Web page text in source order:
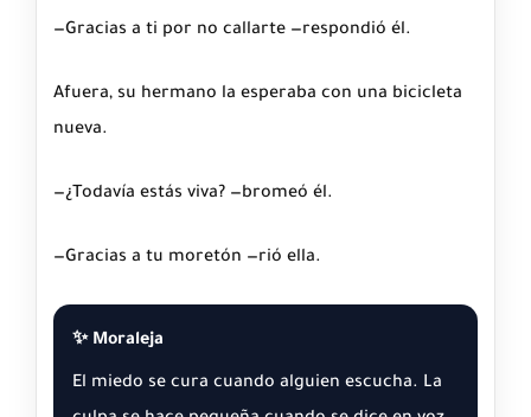
—Gracias a ti por no callarte —respondió él.
Afuera, su hermano la esperaba con una bicicleta
nueva.
—¿Todavía estás viva? —bromeó él.
—Gracias a tu moretón —rió ella.
✨ Moraleja
El miedo se cura cuando alguien escucha. La